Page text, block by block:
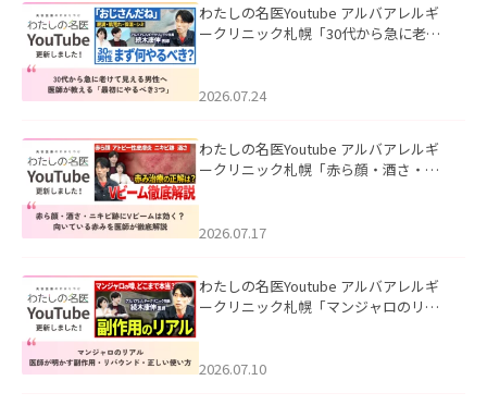
わたしの名医Youtube アルバアレルギ
ークリニック札幌「30代から急に老け
た。
2026.07.24
わたしの名医Youtube アルバアレルギ
ークリニック札幌「赤ら顔・酒さ・ニ
した。
2026.07.17
わたしの名医Youtube アルバアレルギ
ークリニック札幌「マンジャロのリア
た。
2026.07.10